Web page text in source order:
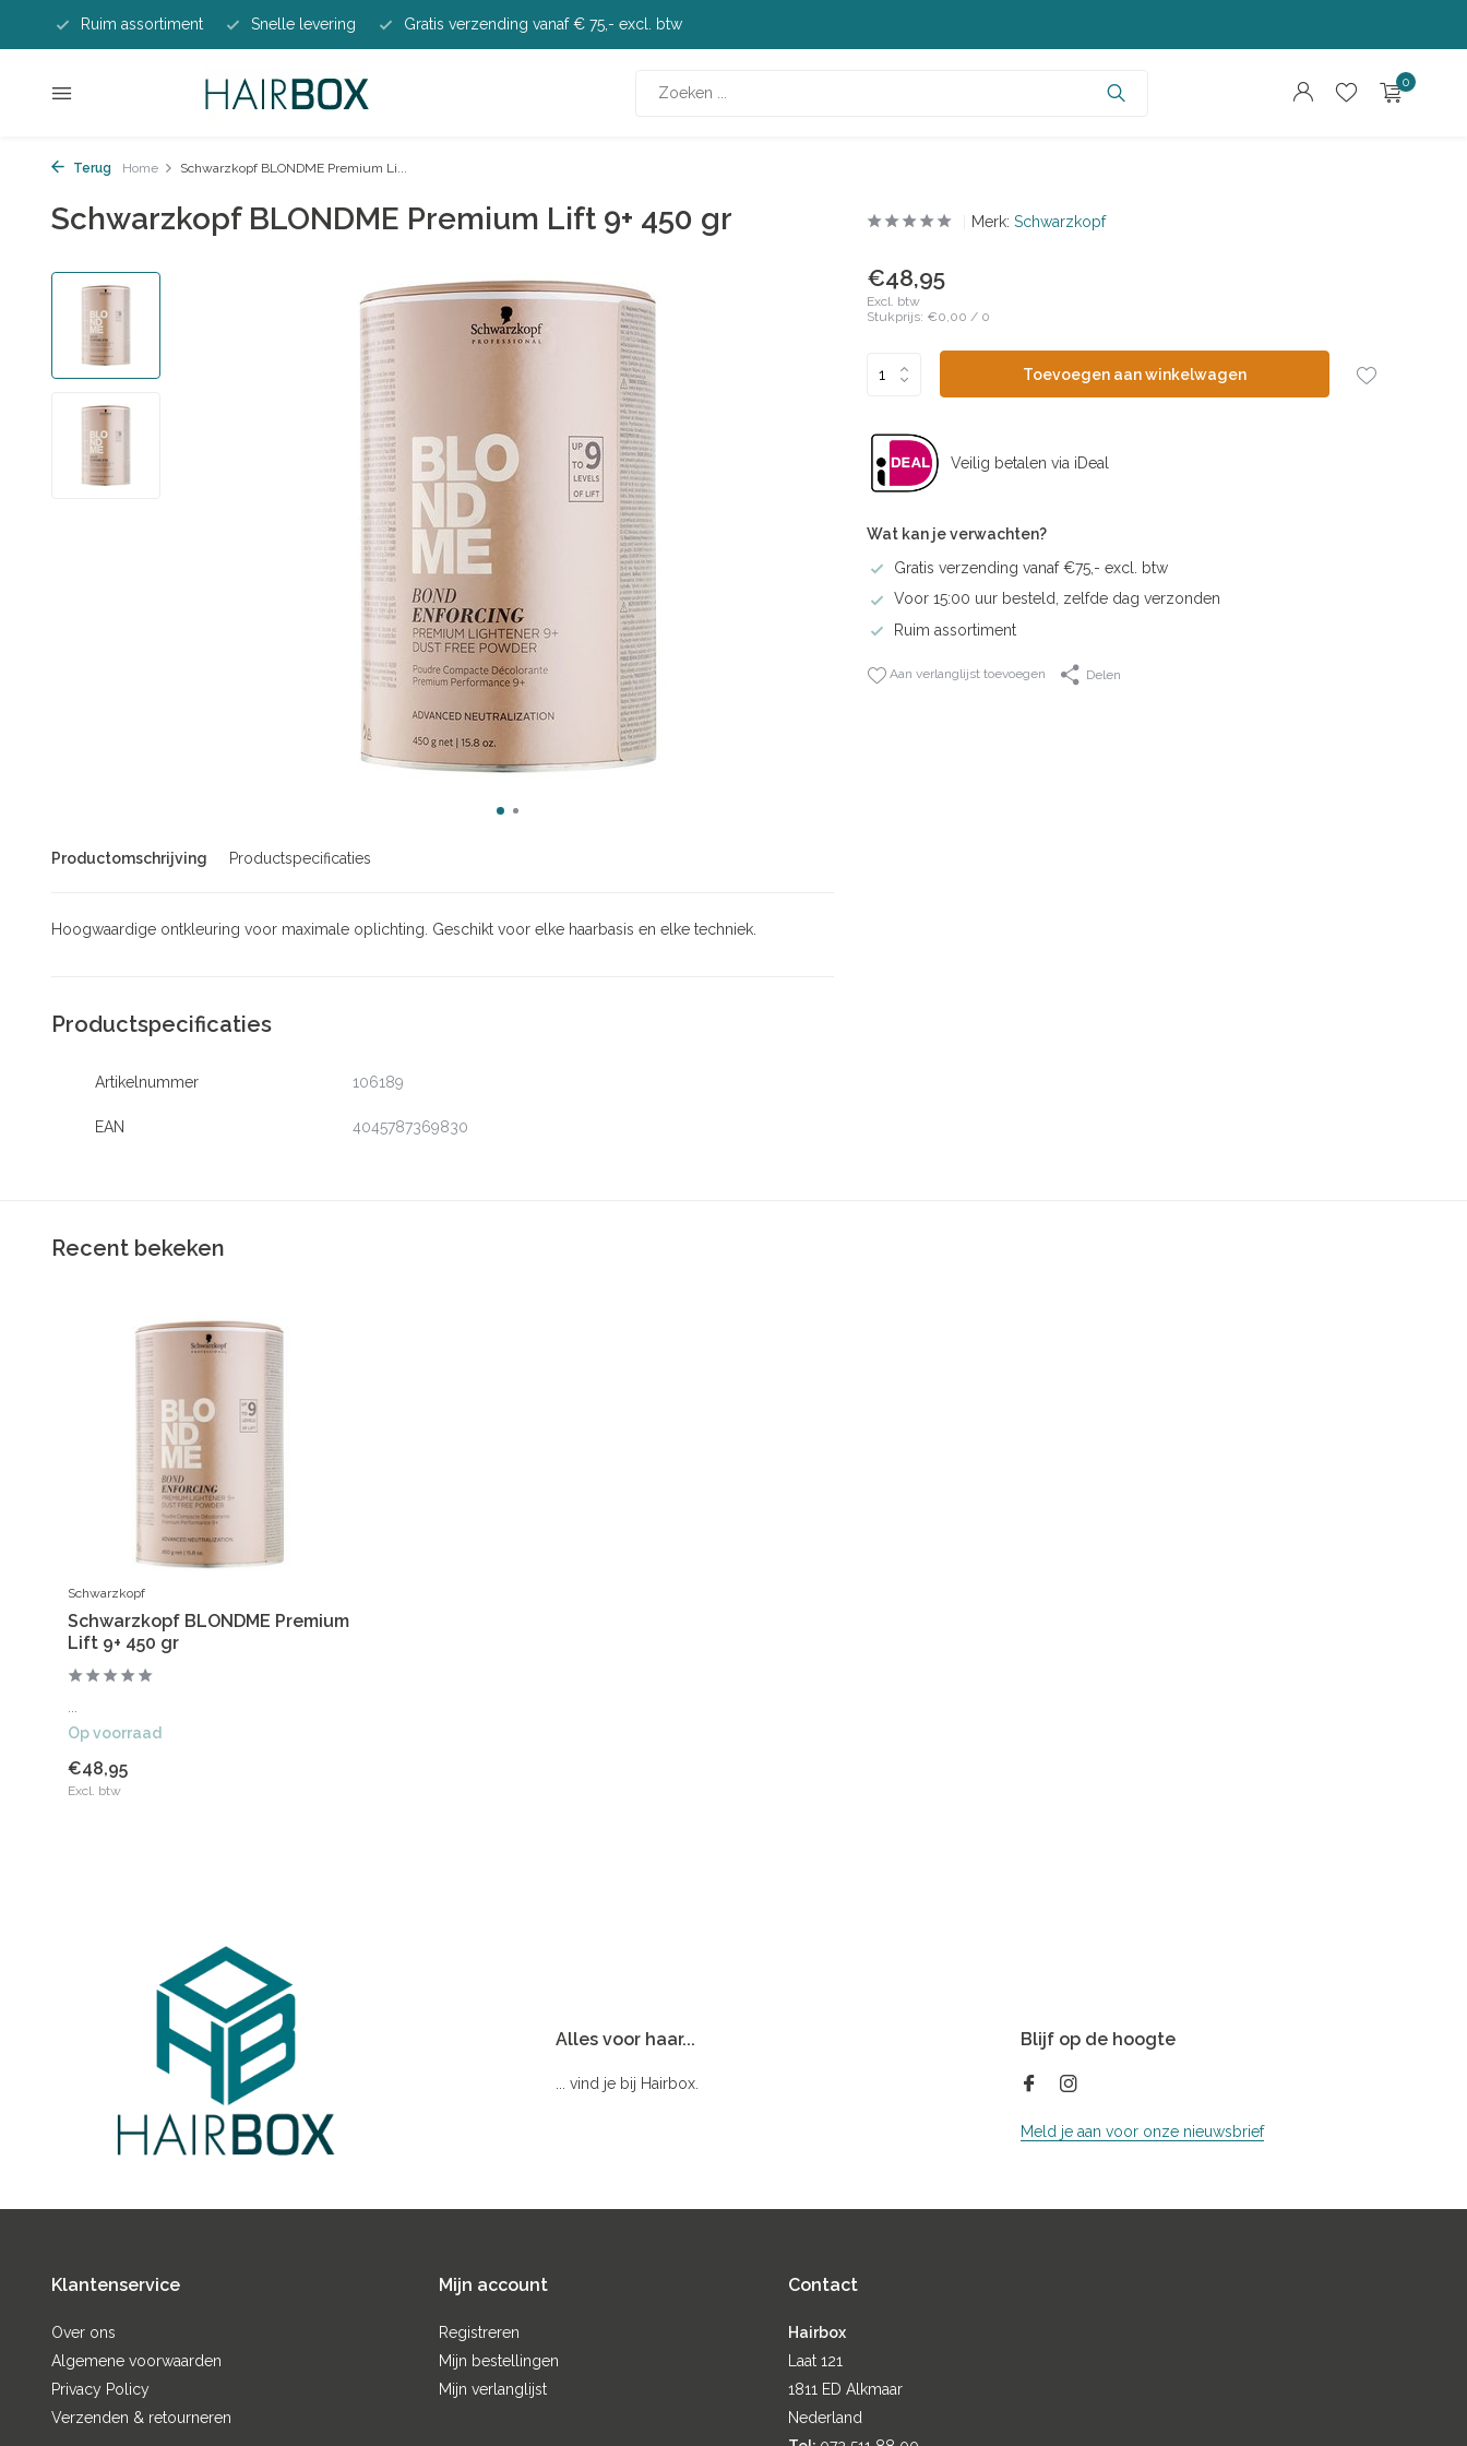
Ruim assortiment Snelle levering Gratis verzending vanaf € 75,- excl. btw
0
Terug Home Schwarzkopf BLONDME Premium Li...
Schwarzkopf BLONDME Premium Lift 9+ 450 gr
Productomschrijving Productspecificaties
Hoogwaardige ontkleuring voor maximale oplichting. Geschikt voor elke haarbasis en elke techniek.
Productspecificaties
Artikelnummer 106189
EAN 4045787369830
Merk: Schwarzkopf
€48,95
Excl. btw
Stukprijs: €0,00 / 0
Toevoegen aan winkelwagen
Veilig betalen via iDeal
Wat kan je verwachten?
Gratis verzending vanaf €75,- excl. btw
Voor 15:00 uur besteld, zelfde dag verzonden
Ruim assortiment
Aan verlanglijst toevoegen Delen
Recent bekeken
Schwarzkopf
Schwarzkopf BLONDME Premium
Lift 9+ 450 gr
Op voorraad
€48,95
Excl. btw
Alles voor haar...
... vind je bij Hairbox.
Blijf op de hoogte
Meld je aan voor onze nieuwsbrief
Klantenservice
Over ons
Algemene voorwaarden
Privacy Policy
Verzenden & retourneren
Mijn account
Registreren
Mijn bestellingen
Mijn verlanglijst
Contact
Hairbox
Laat 121
1811 ED Alkmaar
Nederland